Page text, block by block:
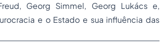
Georg Simmel, Georg Lukács e,
e o Estado e sua influência das